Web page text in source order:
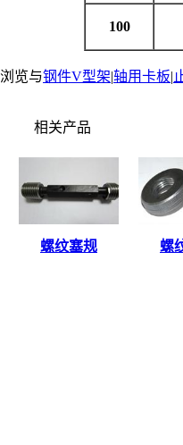
100
浏览与钢件V型架|轴用卡板|
相关产品
螺纹塞规 螺